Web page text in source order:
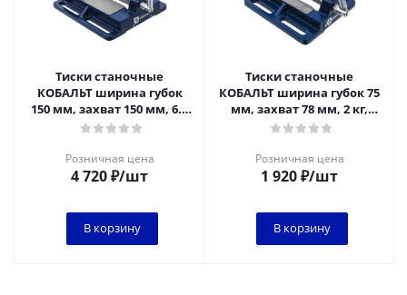
Тиски станочные
КОБАЛЬТ ширина губок
150 мм, захват 150 мм, 6.3
кг, коробка
Розничная цена
4 720₽/шт
В корзину
Тиски станочные
КОБАЛЬТ ширина губок 75
мм, захват 78 мм, 2 кг,
коробка
Розничная цена
1 920₽/шт
В корзину